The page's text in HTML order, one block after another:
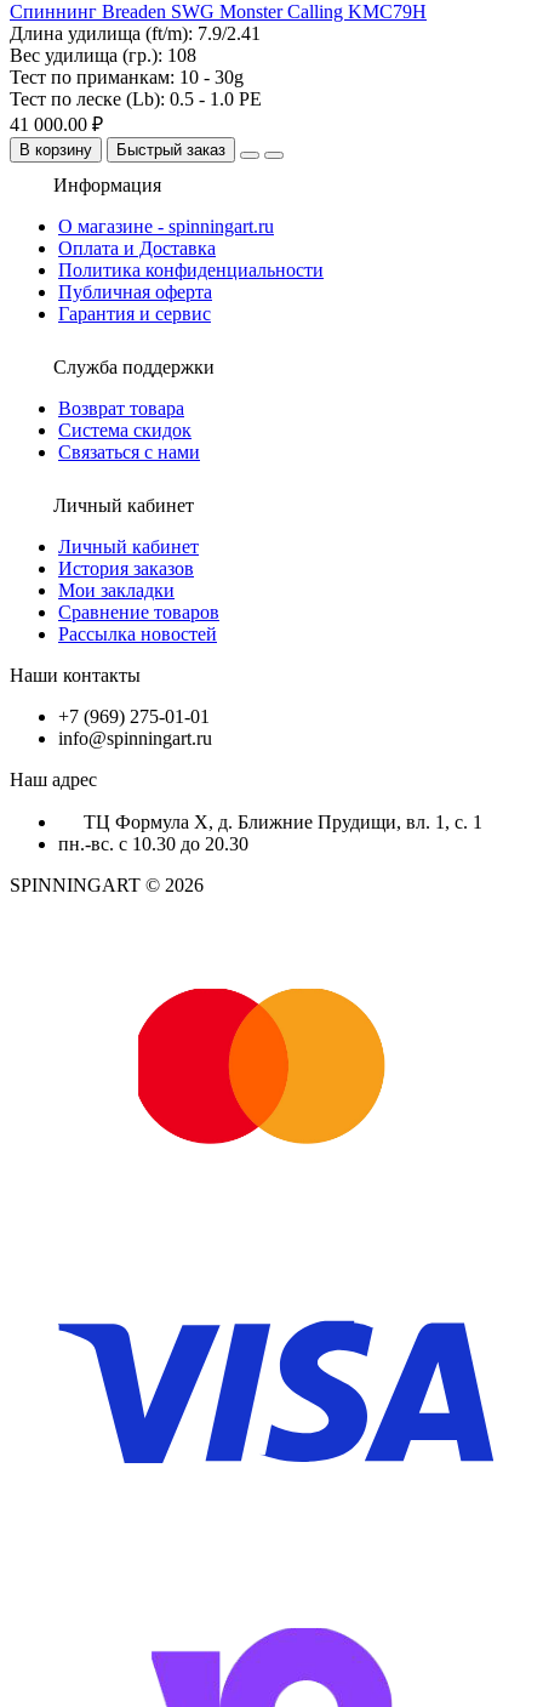
Спиннинг Breaden SWG Monster Calling KMC79H
Длина удилища (ft/m): 7.9/2.41
Вес удилища (гр.): 108
Тест по приманкам: 10 - 30g
Тест по леске (Lb): 0.5 - 1.0 PE
41 000.00 ₽
В корзину Быстрый заказ
Информация
О магазине - spinningart.ru
Оплата и Доставка
Политика конфиденциальности
Публичная оферта
Гарантия и сервис
Служба поддержки
Возврат товара
Система скидок
Связаться с нами
Личный кабинет
Личный кабинет
История заказов
Мои закладки
Сравнение товаров
Рассылка новостей
Наши контакты
+7 (969) 275-01-01
info@spinningart.ru
Наш адрес
ТЦ Формула X, д. Ближние Прудищи, вл. 1, с. 1
пн.-вс. с 10.30 до 20.30
SPINNINGART © 2026